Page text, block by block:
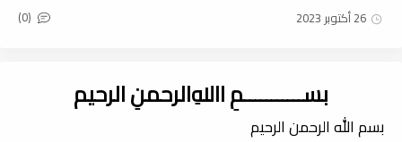
26 أكتوبر 2023 (0)
بســـــــــــمِ اﷲِالرحمنِ الرحيم
بسم الله الرحمن الرحيم